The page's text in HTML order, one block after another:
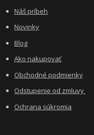
Náš príbeh
Novinky
Blog
Ako nakupovať
Obchodné podmienky
Odstupenie od zmluvy
Ochrana súkromia